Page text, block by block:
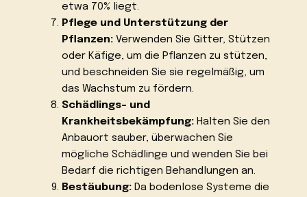
etwa 70% liegt.
Pflege und Unterstützung der
Pflanzen:Verwenden Sie Gitter, Stützen
oder Käfige, um die Pflanzen zu stützen,
und beschneiden Sie sie regelmäßig, um
das Wachstum zu fördern.
Schädlings- und
Krankheitsbekämpfung:Halten Sie den
Anbauort sauber, überwachen Sie
mögliche Schädlinge und wenden Sie bei
Bedarf die richtigen Behandlungen an.
Bestäubung:Da bodenlose Systeme die